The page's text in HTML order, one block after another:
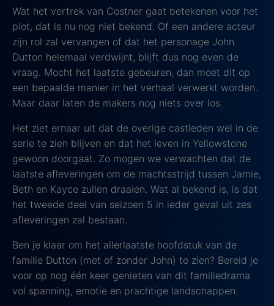
Wat het vertrek van Costner gaat betekenen voor het
plot, dat is nu nog niet bekend. Of een andere acteur
zijn rol zal vervangen of dat het personage John
Dutton helemaal verdwijnt, blijft dus nog even de
vraag. Mocht het laatste gebeuren, dan moet dit op
een bepaalde manier in het verhaal verwerkt worden.
Maar daar laten de makers nog niets over los.
Het ziet ernaar uit dat de overige castleden wel in de
serie te zien blijven en dat het leven in Yellowstone
gewoon doorgaat. Zo mogen we verwachten dat de
laatste afleveringen om de machtsstrijd tussen Jamie,
Beth en Kayce zullen draaien. Wat al bekend is, is dat
het tweede deel van seizoen 5 in ieder geval uit zes
afleveringen zal bestaan.
Ben je klaar om het allerlaatste hoofdstuk van de
familie Dutton (met of zonder John) te zien? Bereid je
voor op nog één keer genieten van dit familiedrama
vol ​​spanning, emotie en prachtige landschappen.